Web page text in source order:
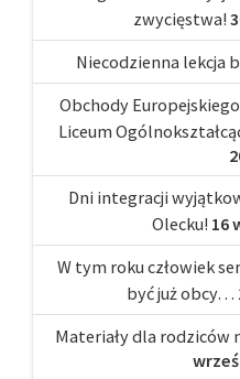
zwycięstwa!
Niecodzienna lekcja
Obchody
Liceum
Dni integracji
Olecku! 16
W tym roku człowiek
być już obcy…
Materiały dla rodziców